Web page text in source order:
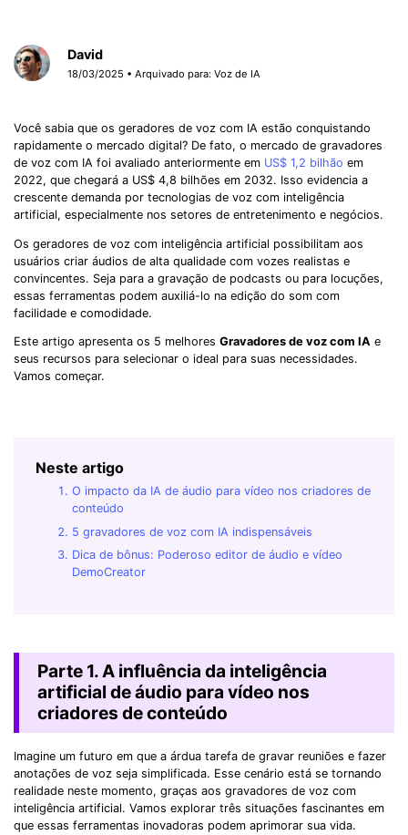
David
18/03/2025 • Arquivado para:Voz de IA
Você sabia que os geradores de voz com IA estão conquistando
rapidamente o mercado digital? De fato, o mercado de gravadores
de voz com IA foi avaliado anteriormente em US$ 1,2 bilhão em
2022, que chegará a US$ 4,8 bilhões em 2032. Isso evidencia a
crescente demanda por tecnologias de voz com inteligência
artificial, especialmente nos setores de entretenimento e negócios.
Os geradores de voz com inteligência artificial possibilitam aos
usuários criar áudios de alta qualidade com vozes realistas e
convincentes. Seja para a gravação de podcasts ou para locuções,
essas ferramentas podem auxiliá-lo na edição do som com
facilidade e comodidade.
Este artigo apresenta os 5 melhores Gravadores de voz com IA e
seus recursos para selecionar o ideal para suas necessidades.
Vamos começar.
Neste artigo
O impacto da IA de áudio para vídeo nos criadores de
conteúdo
5 gravadores de voz com IA indispensáveis
Dica de bônus: Poderoso editor de áudio e vídeo
DemoCreator
Parte 1. A influência da inteligência
artificial de áudio para vídeo nos
criadores de conteúdo
Imagine um futuro em que a árdua tarefa de gravar reuniões e fazer
anotações de voz seja simplificada. Esse cenário está se tornando
realidade neste momento, graças aos gravadores de voz com
inteligência artificial. Vamos explorar três situações fascinantes em
que essas ferramentas inovadoras podem aprimorar sua vida.